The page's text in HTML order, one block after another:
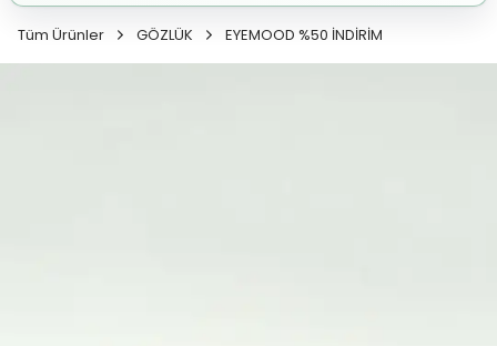
Tüm Ürünler GÖZLÜK EYEMOOD %50 İNDİRİM